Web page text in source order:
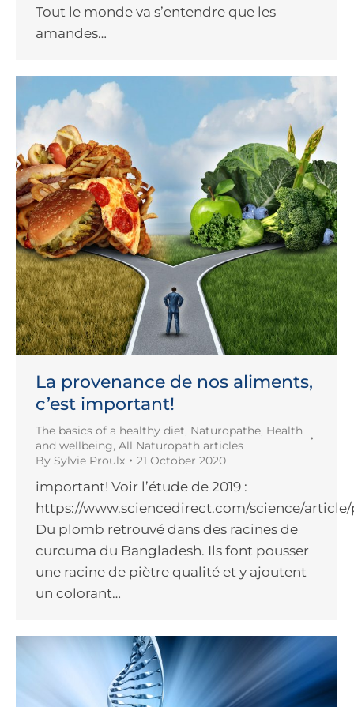
Tout le monde va s’entendre que les
amandes…
La provenance de nos aliments,
c’est important!
The basics of a healthy diet, Naturopathe, Health
and wellbeing, All Naturopath articles
By Sylvie Proulx 21 October 2020
important! Voir l’étude de 2019 :
https://www.sciencedirect.com/science/article/
Du plomb retrouvé dans des racines de
curcuma du Bangladesh. Ils font pousser
une racine de piètre qualité et y ajoutent
un colorant…